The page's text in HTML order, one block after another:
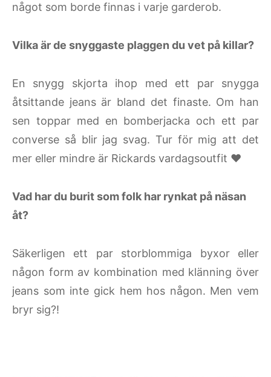
något som borde finnas i varje garderob.
Vilka är de snyggaste plaggen du vet på killar?
En snygg skjorta ihop med ett par snygga
åtsittande jeans är bland det finaste. Om han
sen toppar med en bomberjacka och ett par
converse så blir jag svag. Tur för mig att det
mer eller mindre är Rickards vardagsoutfit ♥
Vad har du burit som folk har rynkat på näsan
åt?
Säkerligen ett par storblommiga byxor eller
någon form av kombination med klänning över
jeans som inte gick hem hos någon. Men vem
bryr sig?!